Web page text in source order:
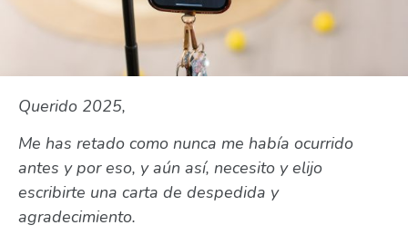
Querido 2025,
Me has retado como nunca me había ocurrido
antes y por eso, y aún así, necesito y elijo
escribirte una carta de despedida y
agradecimiento.